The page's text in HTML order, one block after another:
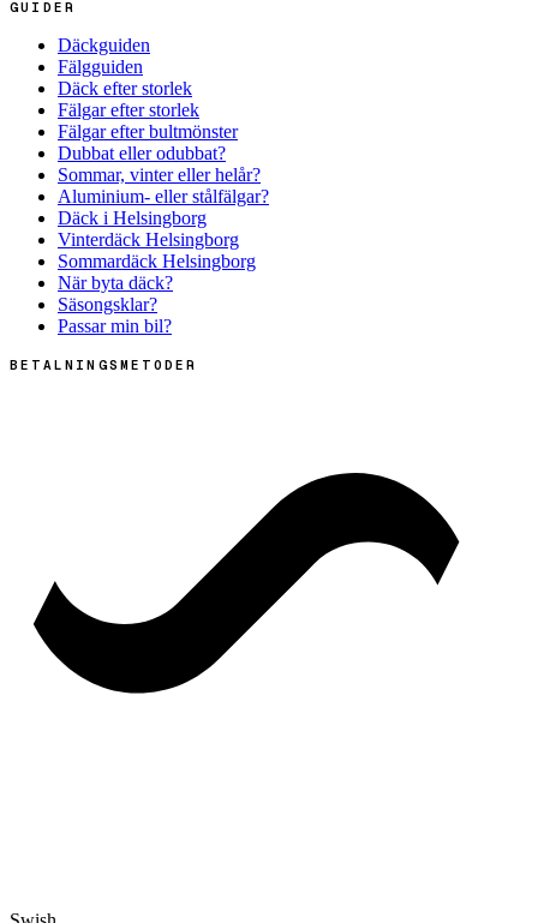
GUIDER
Däckguiden
Fälgguiden
Däck efter storlek
Fälgar efter storlek
Fälgar efter bultmönster
Dubbat eller odubbat?
Sommar, vinter eller helår?
Aluminium- eller stålfälgar?
Däck i Helsingborg
Vinterdäck Helsingborg
Sommardäck Helsingborg
När byta däck?
Säsongsklar?
Passar min bil?
BETALNINGSMETODER